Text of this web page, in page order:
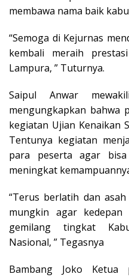
membawa nama baik
“Semoga di Kejurnas
kembali meraih
Lampura, ” Tuturnya.
Saipul Anwar
mengungkapkan bahwa
kegiatan Ujian Kenaikan
Tentunya kegiatan
para peserta agar
meningkat
“Terus berlatih dan
mungkin agar
gemilang tingkat
Nasional, ” Tegasnya
Bambang Joko Ketua